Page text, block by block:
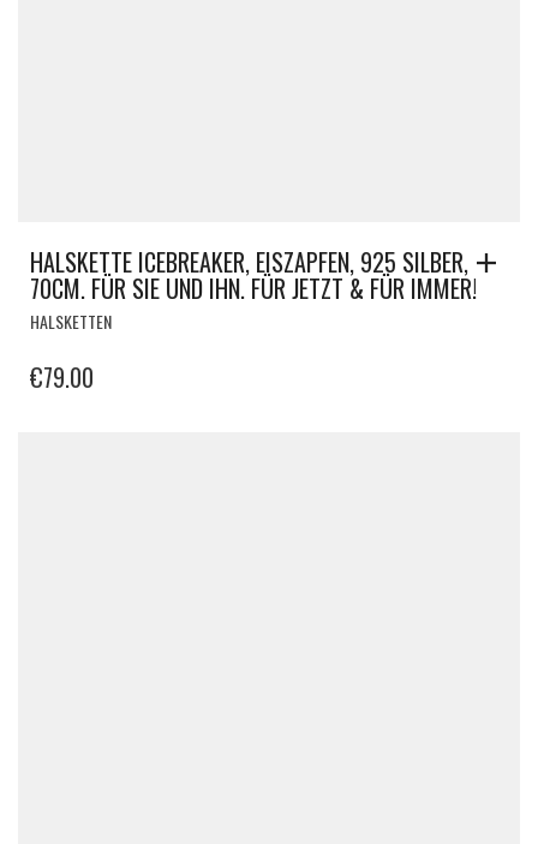
HALSKETTE ICEBREAKER, EISZAPFEN, 925 SILBER,
70CM. FÜR SIE UND IHN. FÜR JETZT & FÜR IMMER!
HALSKETTEN
€79.00